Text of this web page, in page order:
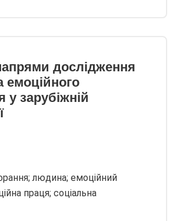
дослідження
у зарубіжній
людина; емоційний
праця; соціальна